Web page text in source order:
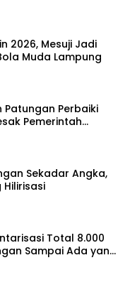
2026, Mesuji Jadi
Muda Lampung
Patungan Perbaiki
Pemerintah
Sekadar Angka,
Hilirisasi
Total 8.000
Sampai Ada yang